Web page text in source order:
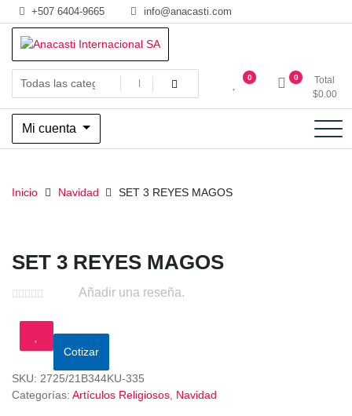
Saltar
al
contenido
+507 6404-9665 info@anacasti.com
Anacasti Internacional SA
Ventas de productos al por mayor de flores y plantas. juguetes,
navidad, religioso y adornos
0 0
Total
$0.00
Mi cuenta
Inicio Navidad SET 3 REYES MAGOS
SET 3 REYES MAGOS
Añadir una reseña.
Cotizar
SKU: 2725/21B344KU-335
Categorías: Artículos Religiosos Navidad